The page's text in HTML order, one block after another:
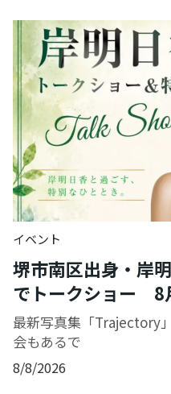
イベント
堺市南区出身・岸
でトークショー 8
最新写真集「Trajectory
会もあるで
8/8/2026